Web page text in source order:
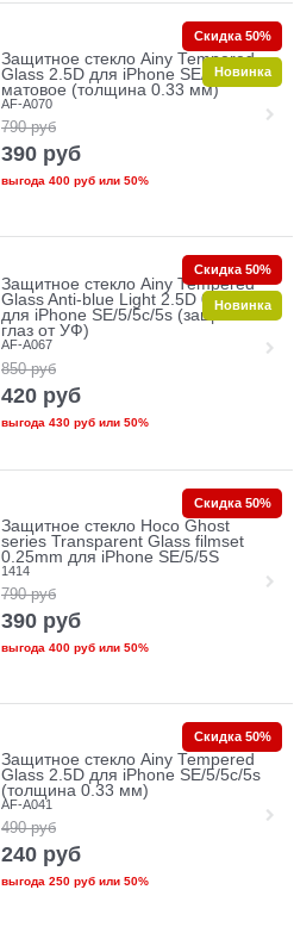
Защитное стекло Ainy Tempered
Glass 2.5D для iPhone SE/5/5c/5s
матовое (толщина 0.33 мм)
AF-A070
790 руб
390 руб
выгода 400 рубили 50%
Скидка 50%
Новинка
Защитное стекло Ainy Tempered
Glass Anti-blue Light 2.5D 0.33mm
для iPhone SE/5/5c/5s (защита
глаз от УФ)
AF-A067
850 руб
420 руб
выгода 430 рубили 50%
Скидка 50%
Новинка
Защитное стекло Hoco Ghost
series Transparent Glass filmset
0.25mm для iPhone SE/5/5S
1414
790 руб
390 руб
выгода 400 рубили 50%
Скидка 50%
Защитное стекло Ainy Tempered
Glass 2.5D для iPhone SE/5/5c/5s
(толщина 0.33 мм)
AF-A041
490 руб
240 руб
выгода 250 рубили 50%
Скидка 50%